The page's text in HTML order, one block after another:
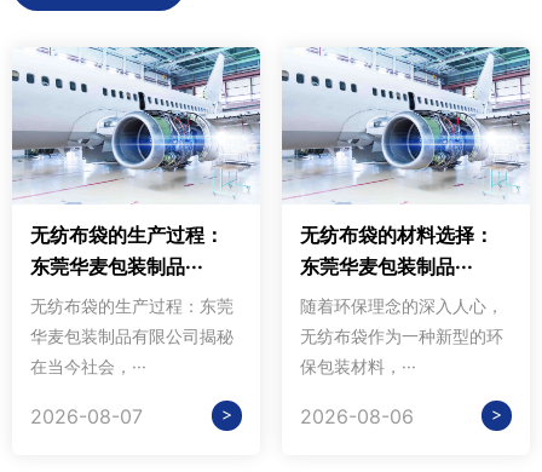
无纺布袋的生产过程：
东莞华麦包装制品···
无纺布袋的生产过程：东莞
华麦包装制品有限公司揭秘
在当今社会，···
2026-08-07 >
无纺布袋的材料选择：
东莞华麦包装制品···
随着环保理念的深入人心，
无纺布袋作为一种新型的环
保包装材料，···
2026-08-06 >